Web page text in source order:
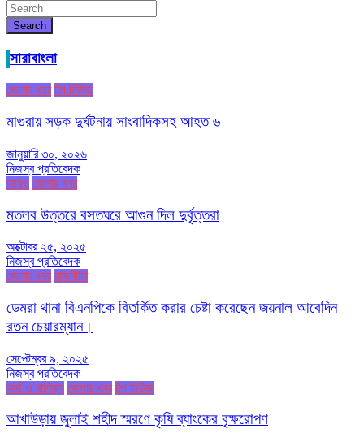
Search
সারাবাংলা
জেলার খবর টপ নিউজ
মাগুরায় সড়ক দুর্ঘটনায় সাংবাদিকসহ আহত ৬
জানুয়ারি ৩০, ২০২৬
নিজস্ব প্রতিবেদক
আরও জেলার খবর
মতলব উত্তরে বসতঘরে আগুন দিল দুর্বৃত্তরা
অক্টোবর ২৫, ২০২৫
নিজস্ব প্রতিবেদক
জেলার খবর রাজনীতি
ডেমরা থানা বিএনপিকে বিতর্কিত করার চেষ্টা করেছেন জয়নাল আবেদিন
রতন চেয়ারম্যান।
সেপ্টেম্বর ৯, ২০২৫
নিজস্ব প্রতিবেদক
অর্থ ও বাণিজ্য জেলার খবর টপ নিউজ
আখাউড়ায় জুলাই শহীদ স্মরণে কৃষি ব্যাংকের বৃক্ষরোপণ